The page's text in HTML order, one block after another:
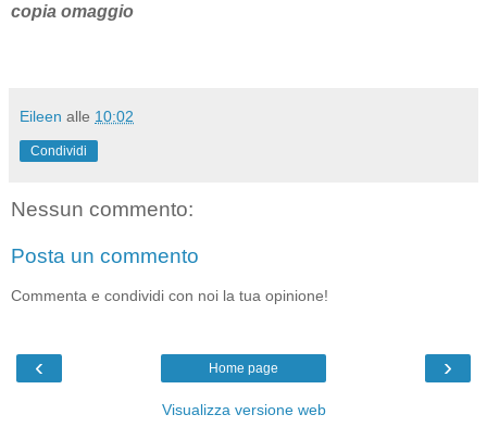
copia omaggio
Eileen alle 10:02
Condividi
Nessun commento:
Posta un commento
Commenta e condividi con noi la tua opinione!
‹ ›
Home page
Visualizza versione web